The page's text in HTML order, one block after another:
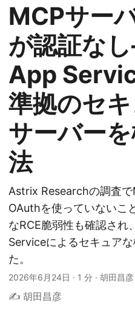
MCPサー
が認証な
App
準拠のセ
サーバー
法
Astrix Researchの調査
OAuthを使っていないこ
なRCE脆弱性も確認さ
Serviceによるセキュア
た。
2026年6月24日 · 1 分 · 胡田昌彦
✍️ 胡田昌彦